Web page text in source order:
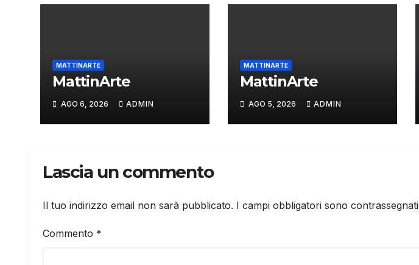
MATTINARTE
MattinArte
AGO 6, 2026 ADMIN
MATTINARTE
MattinArte
AGO 5, 2026 ADMIN
Lascia un commento
Il tuo indirizzo email non sarà pubblicato. I campi obbligatori sono contrassegnati
Commento *